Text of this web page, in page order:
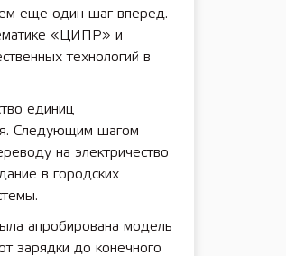
еще один шаг вперед.
«ЦИПР» и
технологий в
единиц
Следующим шагом
на электричество
в городских
апробирована модель
зарядки до конечного